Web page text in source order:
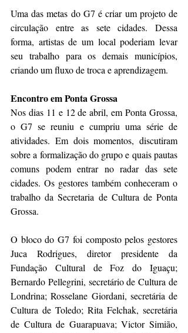
Uma das metas do G7 é criar um projeto de
circulação entre as sete cidades. Dessa
forma, artistas de um local poderiam levar
seu trabalho para os demais municípios,
criando um fluxo de troca e aprendizagem.
Encontro em Ponta Grossa
Nos dias 11 e 12 de abril, em Ponta Grossa,
o G7 se reuniu e cumpriu uma série de
atividades. Em dois momentos, discutiram
sobre a formalização do grupo e quais pautas
comuns podem entrar no radar das sete
cidades. Os gestores também conheceram o
trabalho da Secretaria de Cultura de Ponta
Grossa.
O bloco do G7 foi composto pelos gestores
Juca Rodrigues, diretor presidente da
Fundação Cultural de Foz do Iguaçu;
Bernardo Pellegrini, secretário de Cultura de
Londrina; Rosselane Giordani, secretária de
Cultura de Toledo; Rita Felchak, secretária
de Cultura de Guarapuava; Victor Simião,